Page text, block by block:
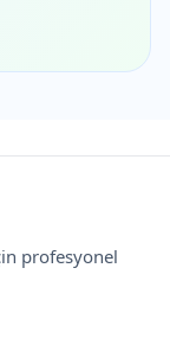
profesyonel